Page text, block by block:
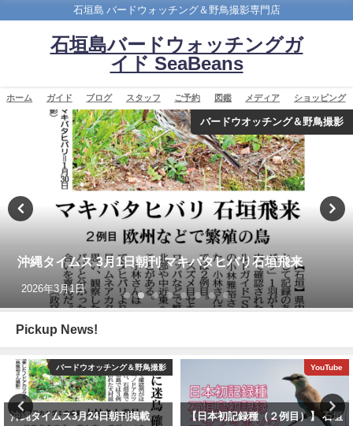
石垣島 バードウォッチング＆野鳥撮影専門店
石垣島バードウォッチングガ
イド SeaBeans
ホーム ガイド ブログ スタッフ ご予約 図鑑 メディア ショッピング
バードウオッチング＆野鳥撮影
再放送のお知らせ：イロトリドリ～沖縄・八重山諸島編
～ NHK BS４K
2023年5月30日
Pickup News!
YouTube
【日本初記録種（２例目）】 石垣
バードウオッチング＆野鳥撮影
再放送のお知らせ：イロトリドリ